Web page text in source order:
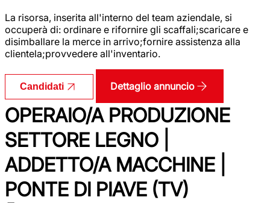
La risorsa, inserita all'interno del team aziendale, si
occuperà di: ordinare e rifornire gli scaffali;scaricare e
disimballare la merce in arrivo;fornire assistenza alla
clientela;provvedere all'inventario.
Candidati Dettaglio annuncio
OPERAIO/A PRODUZIONE
SETTORE LEGNO |
ADDETTO/A MACCHINE |
PONTE DI PIAVE (TV)